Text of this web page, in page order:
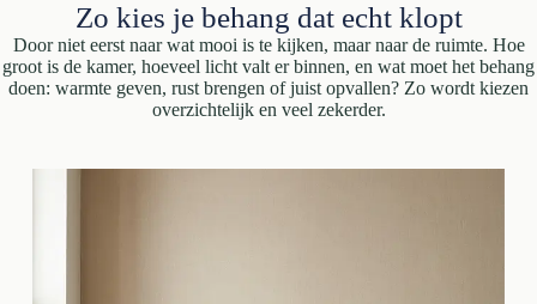
Zo kies je behang dat echt klopt
Door niet eerst naar wat mooi is te kijken, maar naar de ruimte. Hoe
groot is de kamer, hoeveel licht valt er binnen, en wat moet het behang
doen: warmte geven, rust brengen of juist opvallen? Zo wordt kiezen
overzichtelijk en veel zekerder.